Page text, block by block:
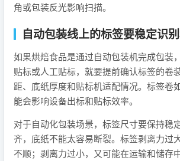
角或包装反光影响扫描。
自动包装线上的标签要稳定识
如果烘焙食品是通过自动包装机完成包装
贴标或人工贴标，就要提前确认标签的卷
距、底纸厚度和贴标机适配情况。标签卷
能会影响设备出标和贴标效率。
对于自动化包装场景，标签尺寸要保持稳
齐，底纸不能太容易断裂。标签剥离力过
不顺；剥离力过小，又可能在运输和储存